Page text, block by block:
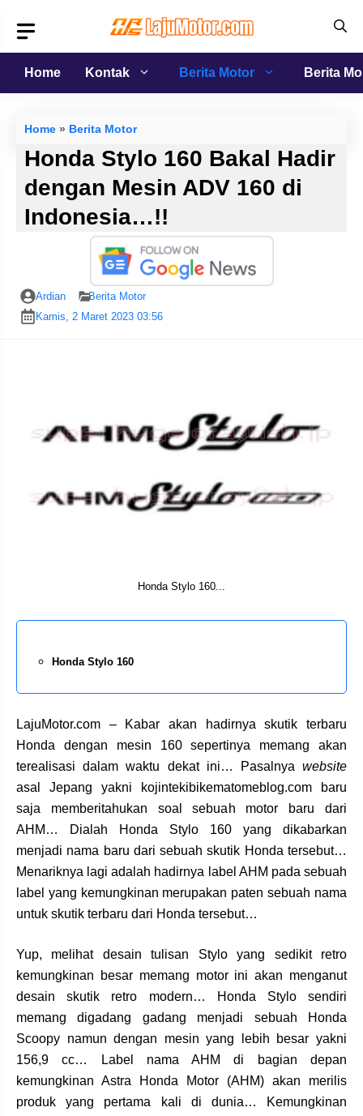
isi
Home
Kontak Berita Motor Berita
Home » Berita Motor
Honda Stylo 160 Bakal Hadir
dengan Mesin ADV 160 di
Indonesia…!!
Ardian
Berita Motor
Kamis, 2 Maret 2023 03:56
Honda Stylo 160...
Honda Stylo 160
LajuMotor.com – Kabar akan hadirnya skutik terbaru
Honda dengan mesin 160 sepertinya memang akan
terealisasi dalam waktu dekat ini… Pasalnya website
asal Jepang yakni kojintekibikematomeblog.com baru
saja memberitahukan soal sebuah motor baru dari
AHM… Dialah Honda Stylo 160 yang dikabarkan
menjadi nama baru dari sebuah skutik Honda tersebut…
Menariknya lagi adalah hadirnya label AHM pada sebuah
label yang kemungkinan merupakan paten sebuah nama
untuk skutik terbaru dari Honda tersebut…
Yup, melihat desain tulisan Stylo yang sedikit retro
kemungkinan besar memang motor ini akan menganut
desain skutik retro modern… Honda Stylo sendiri
memang digadang gadang menjadi sebuah Honda
Scoopy namun dengan mesin yang lebih besar yakni
156,9 cc… Label nama AHM di bagian depan
kemungkinan Astra Honda Motor (AHM) akan merilis
produk yang pertama kali di dunia… Kemungkinan